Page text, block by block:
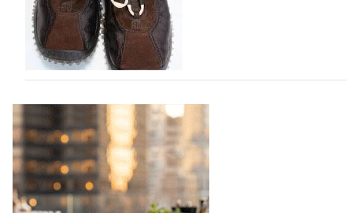
06.08.2026 569
Популярный силуэт бренда,1999 года выпуска,
сникерины (гибридный вариант балеток и кроссовок
модели Miu Miu Bubble присутствует еще и…
05.08.2026 1973